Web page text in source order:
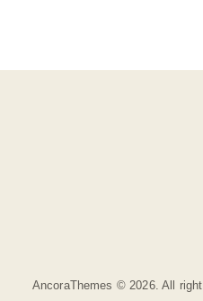
AncoraThemes © 2026. All